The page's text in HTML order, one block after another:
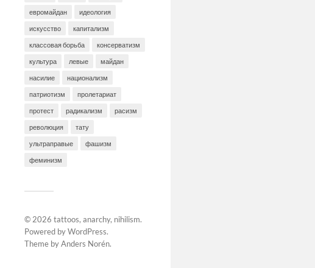
евромайдан идеология
искусство капитализм
классовая борьба консерватизм
культура левые майдан
насилие национализм
патриотизм пролетариат
протест радикализм расизм
революция тату
ультраправые фашизм
феминизм
© 2026 tattoos, anarchy, nihilism.
Powered byWordPress.
Theme byAnders Norén.